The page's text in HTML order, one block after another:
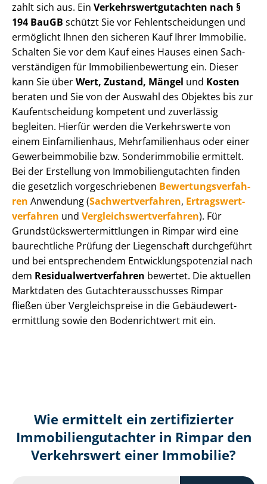
zahlt sich aus. Ein Ver­kehrs­wert­gut­ach­ten nach §
194 BauGB schützt Sie vor Fehl­ent­schei­dun­gen und
ermöglicht Ihnen den sicheren Kauf Ihrer Immobilie.
Schalten Sie vor dem Kauf eines Hauses einen Sach­
ver­stän­di­gen für Im­mo­bi­li­en­be­wer­tung ein. Dieser
kann Sie überWert, Zustand, Mängel und Kosten
beraten und Sie von der Auswahl des Objektes bis zur
Kauf­ent­schei­dung kompetent und zuverlässig
begleiten. Hierfür werden die Verkehrswerte von
einem Einfamilienhaus, Mehr­fa­mi­li­en­haus oder einer
Ge­wer­be­im­mo­bi­lie bzw. Sonderimmobilie ermittelt.
Bei der Erstellung von Im­mo­bi­li­en­gut­ach­ten finden
die gesetzlich vor­ge­schrie­be­nen Be­wer­tungs­ver­fah­
ren Anwendung (Sach­wert­ver­fah­ren, Er­trags­wert­
ver­fah­ren und Ver­gleichs­wert­ver­fah­ren). Für
Grund­stücks­wert­ermitt­lun­gen in Rimpar wird eine
baurechtliche Prüfung der Liegenschaft durchgeführt
und bei entsprechendem Ent­wick­lungs­po­ten­zi­al nach
dem Re­si­du­al­wert­ver­fah­ren bewertet. Die aktuellen
Marktdaten des Gut­ach­ter­aus­schus­ses Rimpar
fließen über Ver­gleichs­prei­se in die Ge­bäu­de­wert­
ermitt­lung sowie den Bodenrichtwert mit ein.
Wie ermittelt ein zertifizierter
Immobilien­gutachter in Rimpar den
Verkehrswert einer Immobilie?